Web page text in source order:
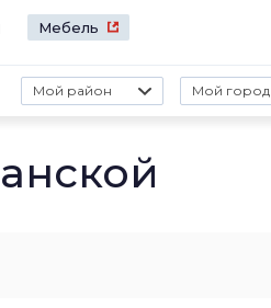
Мебель
Мой район Мой город